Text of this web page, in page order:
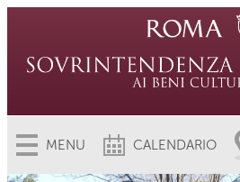
MENU CALENDARIO